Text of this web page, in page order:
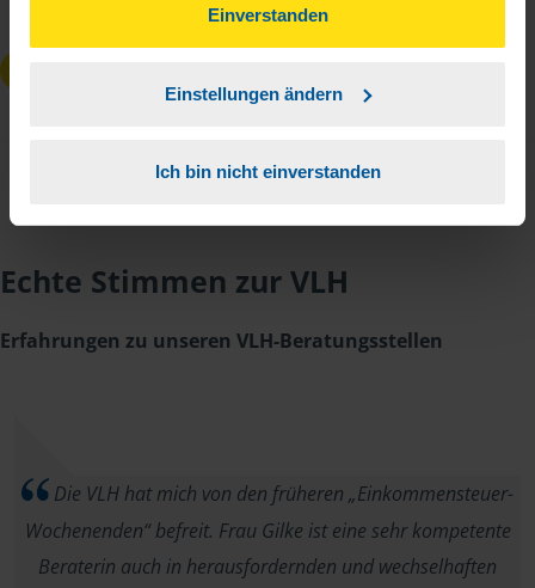
können Sie der Verwendung von Cookies, gemäß
unserer➔ Datenschutzrichtliniezustimmen.
Einverstanden
Einstellungen ändern
Ich bin nicht einverstanden
Kenntnis genommen.*
Echte Stimmen zur VLH
Erfahrungen zu unseren VLH-Beratungsstellen
Die VLH hat mich von den früheren „Einkommensteuer-
Wochenenden“ befreit. Frau Gilke ist eine sehr kompetente
Beraterin auch in herausfordernden und wechselhaften